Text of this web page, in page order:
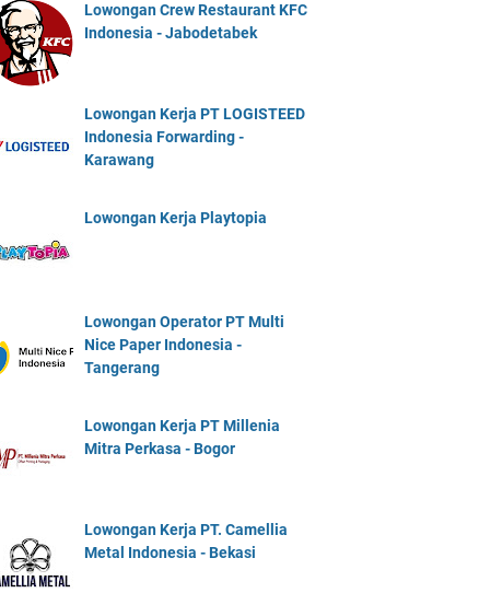
Lowongan Crew Restaurant KFC
Indonesia - Jabodetabek
Lowongan Kerja PT LOGISTEED
Indonesia Forwarding -
Karawang
Lowongan Kerja Playtopia
Lowongan Operator PT Multi
Nice Paper Indonesia -
Tangerang
Lowongan Kerja PT Millenia
Mitra Perkasa - Bogor
Lowongan Kerja PT. Camellia
Metal Indonesia - Bekasi